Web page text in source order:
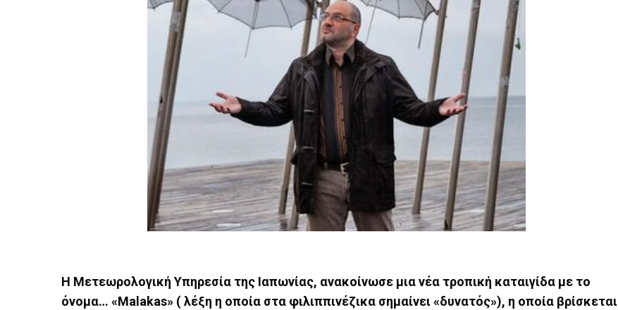
Η Μετεωρολογική Υπηρεσία της Ιαπωνίας, ανακοίνωσε μια νέα τροπική καταιγίδα με το
όνομα… «Malakas» ( λέξη η οποία στα φιλιππινέζικα σημαίνει «δυνατός»), η οποία βρίσκεται